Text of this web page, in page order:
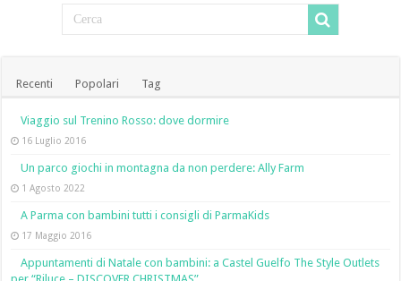
Recenti Popolari Tag
Viaggio sul Trenino Rosso: dove dormire
16 Luglio 2016
Un parco giochi in montagna da non perdere: Ally Farm
1 Agosto 2022
A Parma con bambini tutti i consigli di ParmaKids
17 Maggio 2016
Appuntamenti di Natale con bambini: a Castel Guelfo The Style Outlets